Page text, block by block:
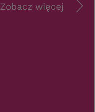
Zobacz więcej